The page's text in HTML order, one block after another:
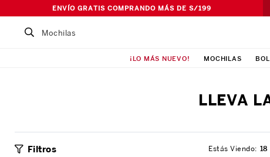
ENVÍO GRATIS COMPRANDO MÁS DE S/199
Buscar un producto...
¡LO MÁS NUEVO! MOCHILAS
LLEVA
Filtros 18
3. Cartuchera
4. Bolso